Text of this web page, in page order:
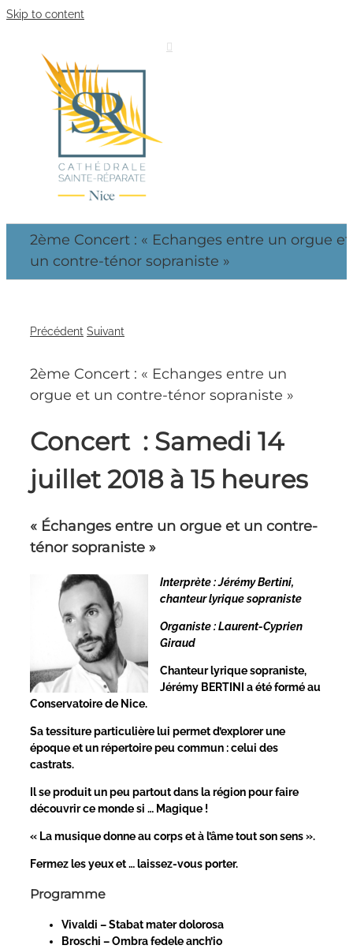
Skip to content
2ème Concert : « Echanges entre un orgue et
un contre-ténor sopraniste »
Précédent Suivant
2ème Concert : « Echanges entre un
orgue et un contre-ténor sopraniste »
Concert : Samedi 14
juillet 2018 à 15 heures
« Échanges entre un orgue et un contre-
ténor sopraniste »
Interprète : Jérémy Bertini,
chanteur lyrique sopraniste
Organiste : Laurent-Cyprien
Giraud
Chanteur lyrique sopraniste,
Jérémy BERTINI a été formé au
Conservatoire de Nice.
Sa tessiture particulière lui permet d’explorer une
époque et un répertoire peu commun : celui des
castrats.
Il se produit un peu partout dans la région pour faire
découvrir ce monde si … Magique !
« La musique donne au corps et à l’âme tout son sens ».
Fermez les yeux et … laissez-vous porter.
Programme
Vivaldi – Stabat mater dolorosa
Broschi – Ombra fedele anch’io